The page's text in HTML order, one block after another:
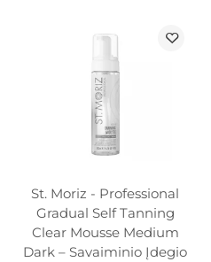
St. Moriz - Professional
Gradual Self Tanning
Clear Mousse Medium
Dark – Savaiminio Įdegio